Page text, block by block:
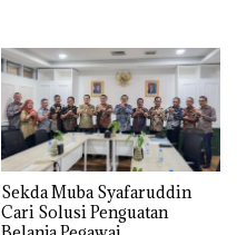
Sekda Muba Syafaruddin
Cari Solusi Penguatan